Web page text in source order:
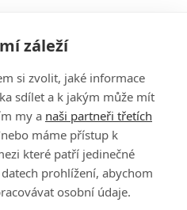
PŘIHLÁSIT
REGISTROVAT
záleží
si zvolit, jaké informace
sdílet a k jakým může mít
my a naši partneři třetích
máme přístup k
které patří jedinečné
prohlížení, abychom
osobní údaje.